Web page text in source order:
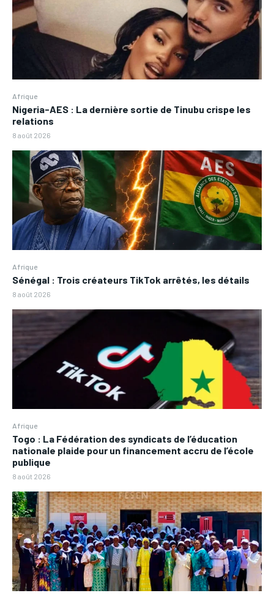
Afrique
Nigeria-AES : La dernière sortie de Tinubu crispe les
relations
8 août 2026
Afrique
Sénégal : Trois créateurs TikTok arrêtés, les détails
8 août 2026
Afrique
Togo : La Fédération des syndicats de l’éducation
nationale plaide pour un financement accru de l’école
publique
8 août 2026